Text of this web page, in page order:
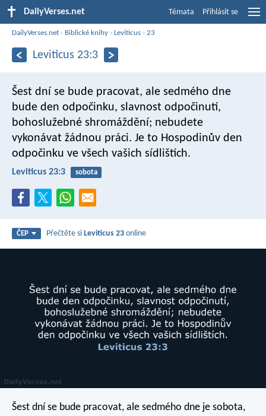
DailyVerses.net Témata Přihlásit se
DailyVerses.net › Biblické knihy ›Leviticus ›23
Leviticus 23:3
Šest dní se bude pracovat, ale sedmého dne
bude den odpočinku, slavnost odpočinutí,
bohoslužebné shromáždění; nebudete
vykonávat žádnou práci. Je to Hospodinův den
odpočinku ve všech vašich sídlištích.
Leviticus 23:3 sobota
ČEP Přečtěte siLeviticus 23 online
Šest dní se bude pracovat, ale sedmého dne je sobota,